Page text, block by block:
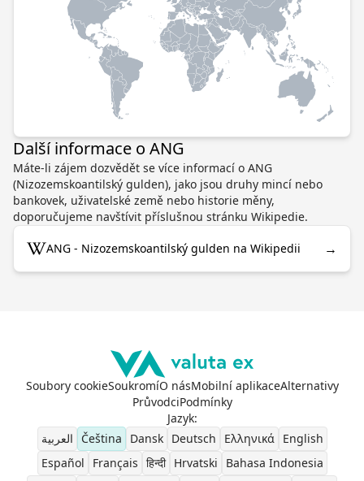
Další informace o ANG
Máte-li zájem dozvědět se více informací o ANG
(Nizozemskoantilský gulden), jako jsou druhy mincí nebo
bankovek, uživatelské země nebo historie měny,
doporučujeme navštívit příslušnou stránku Wikipedie.
ANG - Nizozemskoantilský gulden na Wikipedii →
Soubory cookieSoukromíO násMobilní aplikaceAlternativy
PrůvodciPodmínky
Jazyk:
العربية
Čeština Dansk Deutsch Ελληνικά
English
Español
Français हिन्दी Hrvatski
Bahasa Indonesia